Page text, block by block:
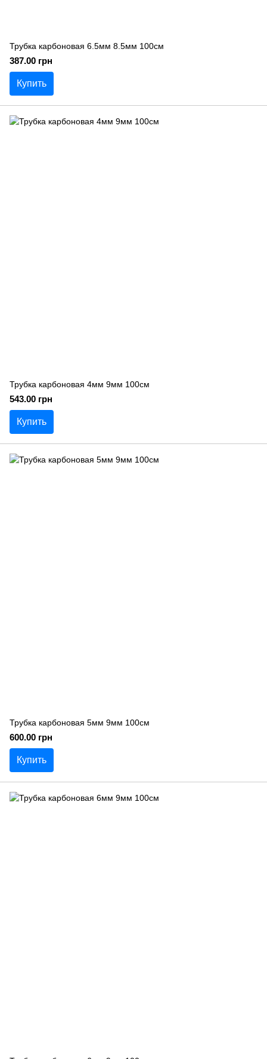
Трубка карбоновая 6.5мм 8.5мм 100см
387.00 грн
Купить
Трубка карбоновая 4мм 9мм 100см
543.00 грн
Купить
Трубка карбоновая 5мм 9мм 100см
600.00 грн
Купить